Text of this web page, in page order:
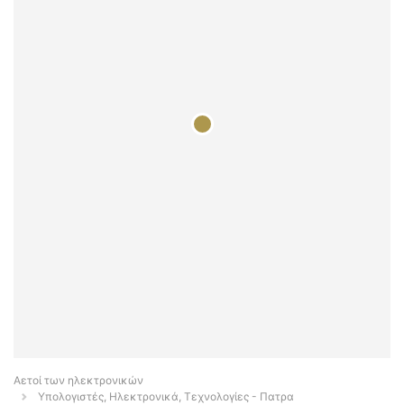
Αετοί των ηλεκτρονικών
Υπολογιστές, Ηλεκτρονικά, Τεχνολογίες - Πατρα